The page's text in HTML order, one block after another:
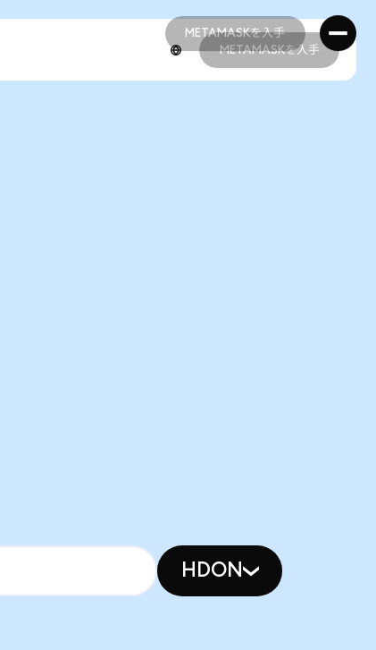
METAMASKを入手
METAMASKを入手
METAMASKを入手
HDON